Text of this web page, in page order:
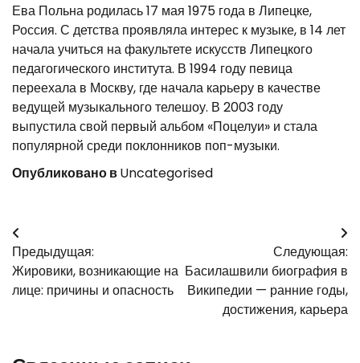
Ева Польна родилась 17 мая 1975 года в Липецке,
Россия. С детства проявляла интерес к музыке, в 14 лет
начала учиться на факультете искусств Липецкого
педагогического института. В 1994 году певица
переехала в Москву, где начала карьеру в качестве
ведущей музыкального телешоу. В 2003 году
выпустила свой первый альбом «Поцелуи» и стала
популярной среди поклонников поп-музыки.
Опубликовано вUncategorised
Навигация
по
записям
Предыдущая:
Жировики, возникающие на
лице: причины и опасность
Следующая:
Басилашвили биография в
Википедии — ранние годы,
достижения, карьера